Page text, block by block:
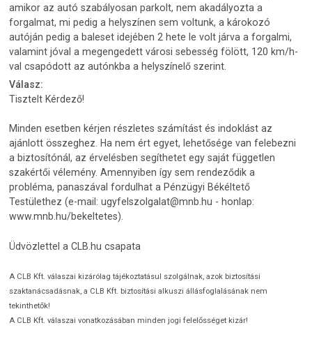
amikor az autó szabályosan parkolt, nem akadályozta a
forgalmat, mi pedig a helyszínen sem voltunk, a károkozó
autóján pedig a baleset idejében 2 hete le volt járva a forgalmi,
valamint jóval a megengedett városi sebesség fölött, 120 km/h-
val csapódott az autónkba a helyszínelő szerint.
Válasz:
Tisztelt Kérdező!
Minden esetben kérjen részletes számítást és indoklást az
ajánlott összeghez. Ha nem ért egyet, lehetősége van felebezni
a biztosítónál, az érvelésben segíthetet egy saját független
szakértői vélemény. Amennyiben így sem rendeződik a
probléma, panaszával fordulhat a Pénzügyi Békéltető
Testülethez (e-mail: ugyfelszolgalat@mnb.hu - honlap:
www.mnb.hu/bekeltetes).
Üdvözlettel a CLB.hu csapata
A CLB Kft. válaszai kizárólag tájékoztatásul szolgálnak, azok biztosítási
szaktanácsadásnak, a CLB Kft. biztosítási alkuszi állásfoglalásának nem
tekinthetők!
A CLB Kft. válaszai vonatkozásában minden jogi felelősséget kizár!